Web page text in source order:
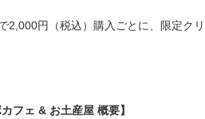
2,000円（税込）購入ごとに、限定ク
カフェ & お土産屋 概要】